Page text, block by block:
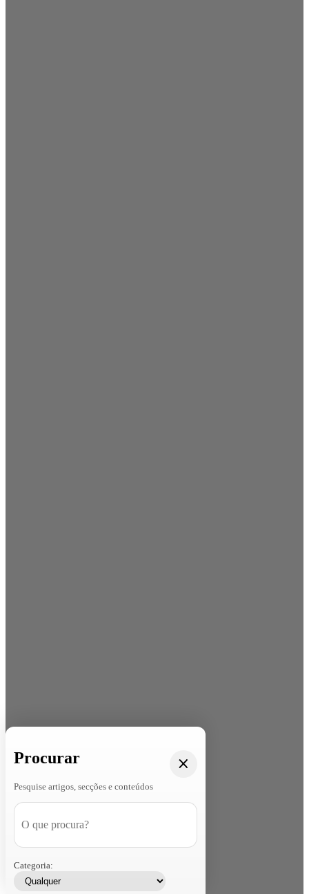
Procurar
Pesquise artigos, secções e conteúdos
Categoria: